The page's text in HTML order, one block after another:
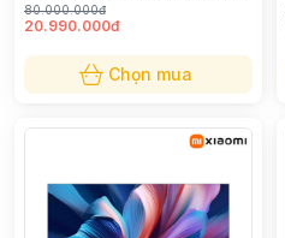
Liên hệ đặt hàng
80.000.000đ
20.990.000đ
Chọn mua